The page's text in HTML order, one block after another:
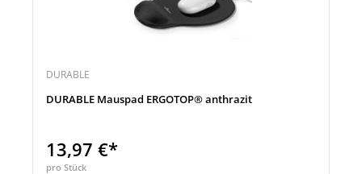
DURABLE
DURABLE Mauspad ERGOTOP® anthrazit
13,97 €*
pro Stück